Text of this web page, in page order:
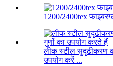
1200/2400tex
लीक स्टील सुदृढीकरण
उपयोग करें ...